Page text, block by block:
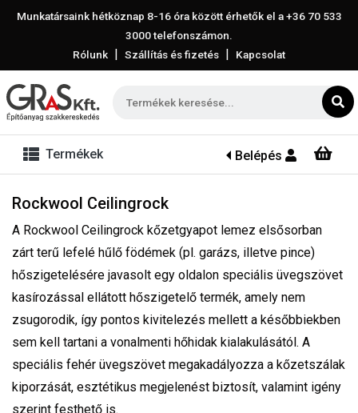
Munkatársaink hétköznap 8-16 óra között érhetők el a+36 70 533
3000telefonszámon.
Rólunk | Szállítás és fizetés | Kapcsolat
Termékek Belépés
Rockwool Ceilingrock
A Rockwool Ceilingrock kőzetgyapot lemez elsősorban
zárt terű lefelé hűlő födémek (pl. garázs, illetve pince)
hőszigetelésére javasolt egy oldalon speciális üvegszövet
kasírozással ellátott hőszigetelő termék, amely nem
zsugorodik, így pontos kivitelezés mellett a későbbiekben
sem kell tartani a vonalmenti hőhidak kialakulásától. A
speciális fehér üvegszövet megakadályozza a kőzetszálak
kiporzását, esztétikus megjelenést biztosít, valamint igény
szerint festhető is.